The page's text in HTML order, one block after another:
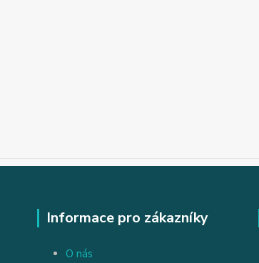
Informace pro zákazníky
O nás